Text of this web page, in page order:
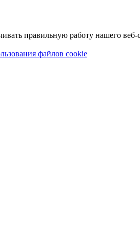
правильную работу нашего веб-
файлов cookie